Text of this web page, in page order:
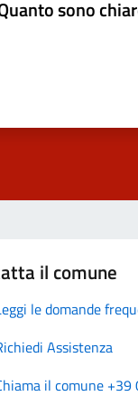
sono
il comune
le domande
Assistenza
il comune